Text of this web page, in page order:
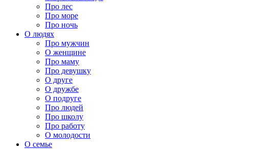
Про лес
Про море
Про ночь
О людях
Про мужчин
О женщине
Про маму
Про девушку
О друге
О дружбе
О подруге
Про людей
Про школу
Про работу
О молодости
О семье